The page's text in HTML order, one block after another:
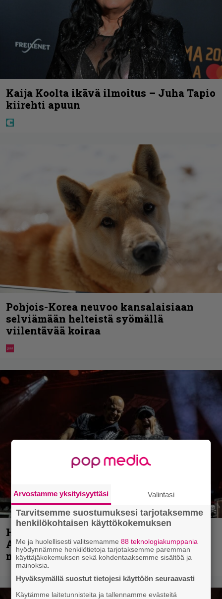
Kaija Koolta ikävä ilmoitus – Juha Tapio
kiirehti apuun
Pohjois-Korea neuvoo kansalaisiaan
selviämään helteistä syömällä
viilentävää koiraa
Hellsinki Metal Festival kuvina, osa 1 –
Accept, Carcass, Black Label Society ja
muita avauspäivän esiintyjiä
Arvostamme yksityisyyttäsi Valintasi
Tarvitsemme suostumuksesi tarjotaksemme
henkilökohtaisen käyttökokemuksen
Me ja huolellisesti valitsemamme88 teknologiakumppania
hyödynnämme henkilötietoja tarjotaksemme paremman
käyttäjäkokemuksen sekä kohdentaaksemme sisältöä ja
mainoksia.
Hyväksymällä suostut tietojesi käyttöön seuraavasti
Käytämme laitetunnisteita ja tallennamme evästeitä